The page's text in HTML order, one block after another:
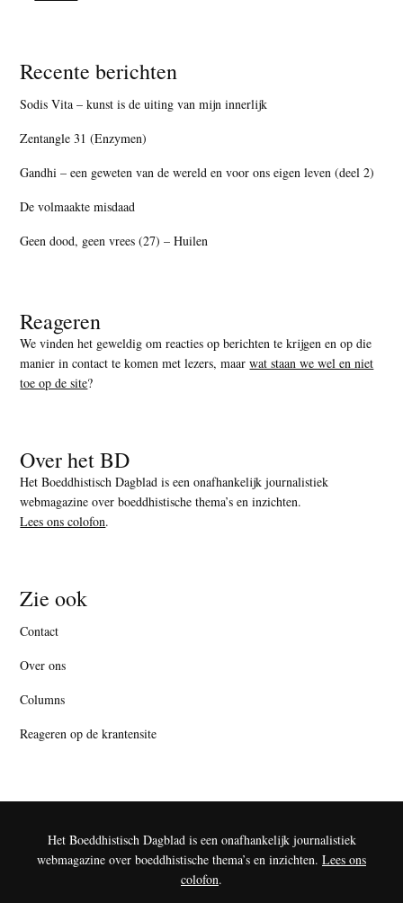
Recente berichten
Sodis Vita – kunst is de uiting van mijn innerlijk
Zentangle 31 (Enzymen)
Gandhi – een geweten van de wereld en voor ons eigen leven (deel 2)
De volmaakte misdaad
Geen dood, geen vrees (27) – Huilen
Reageren
We vinden het geweldig om reacties op berichten te krijgen en op die
manier in contact te komen met lezers, maarwat staan we wel en niet
toe op de site?
Over het BD
Het Boeddhistisch Dagblad is een onafhankelijk journalistiek
webmagazine over boeddhistische thema’s en inzichten.
Lees ons colofon.
Zie ook
Contact
Over ons
Columns
Reageren op de krantensite
Het Boeddhistisch Dagblad is een onafhankelijk journalistiek
webmagazine over boeddhistische thema’s en inzichten. Lees ons
colofon.